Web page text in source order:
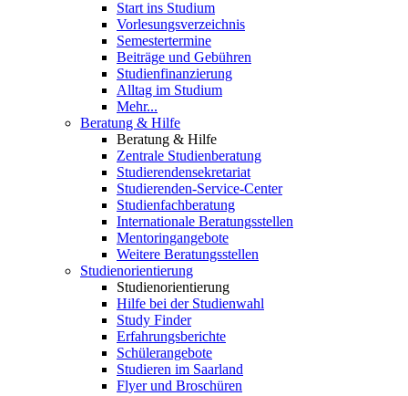
Start ins Studium
Vorlesungsverzeichnis
Semestertermine
Beiträge und Gebühren
Studienfinanzierung
Alltag im Studium
Mehr...
Beratung & Hilfe
Beratung & Hilfe
Zentrale Studienberatung
Studierendensekretariat
Studierenden-Service-Center
Studienfachberatung
Internationale Beratungsstellen
Mentoringangebote
Weitere Beratungsstellen
Studienorientierung
Studienorientierung
Hilfe bei der Studienwahl
Study Finder
Erfahrungsberichte
Schülerangebote
Studieren im Saarland
Flyer und Broschüren